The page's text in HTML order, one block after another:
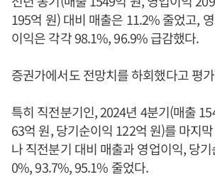
195억 원) 대비 매출은 11.2% 줄었고,
이익은 각각 98.1%, 96.9% 급감했다.
증권가에서도 전망치를 하회했다고 평
특히 직전분기인, 2024년 4분기(매출
63억 원, 당기순이익 122억 원)를 마지
나 직전분기 대비 매출과 영업이익, 당
0%, 93.7%, 95.1% 줄었다.